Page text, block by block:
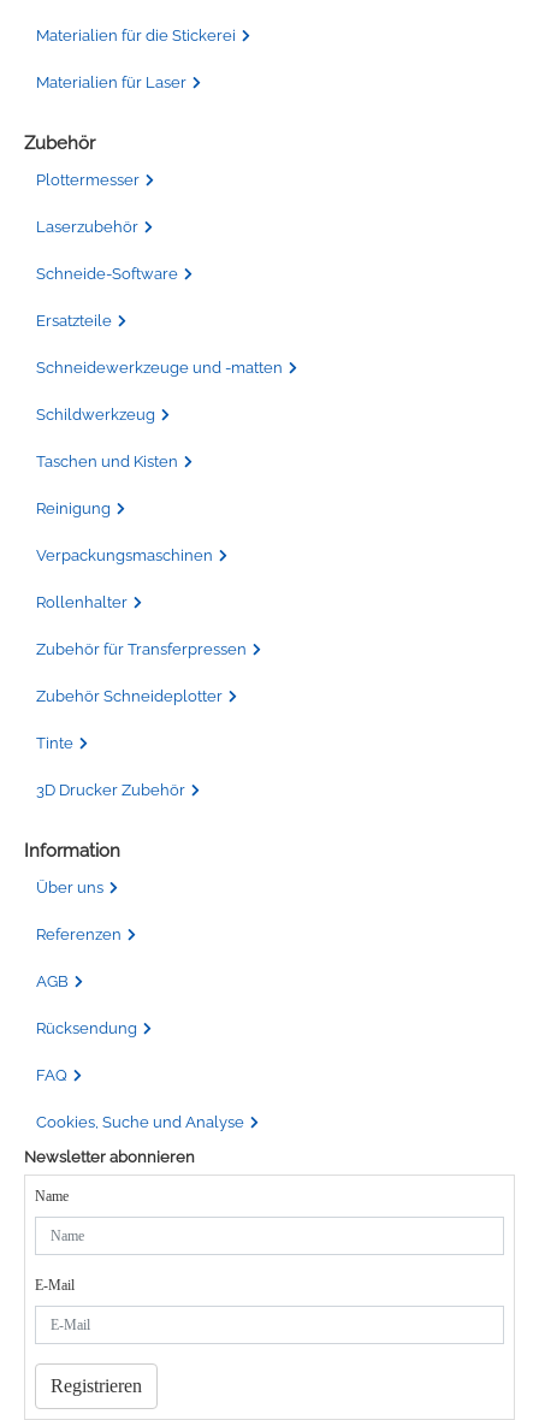
Materialien für die Stickerei
Materialien für Laser
Zubehör
Plottermesser
Laserzubehör
Schneide-Software
Ersatzteile
Schneidewerkzeuge und -matten
Schildwerkzeug
Taschen und Kisten
Reinigung
Verpackungsmaschinen
Rollenhalter
Zubehör für Transferpressen
Zubehör Schneideplotter
Tinte
3D Drucker Zubehör
Information
Über uns
Referenzen
AGB
Rücksendung
FAQ
Cookies, Suche und Analyse
Newsletter abonnieren
Name
E-Mail
Registrieren